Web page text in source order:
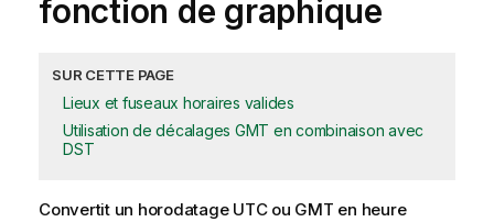
fonction de graphique
SUR CETTE PAGE
Lieux et fuseaux horaires valides
Utilisation de décalages GMT en combinaison avec
DST
Convertit un horodatage UTCou GMT en heure